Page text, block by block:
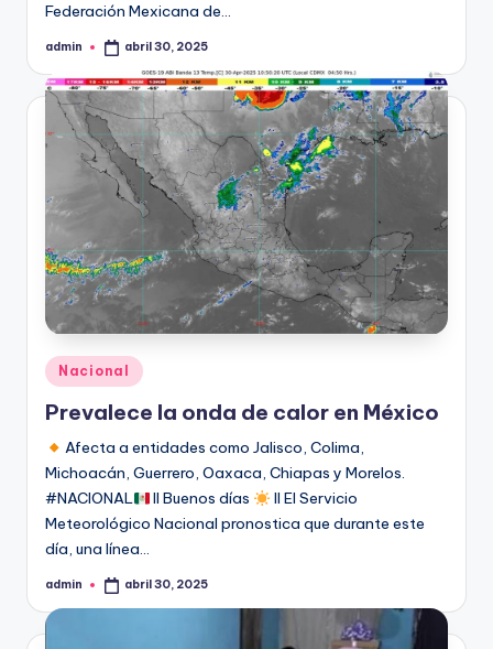
Federación Mexicana de…
Publicado
admin abril 30, 2025
Publicado
en
Nacional
Prevalece la onda de calor en México
Afecta a entidades como Jalisco, Colima,
Michoacán, Guerrero, Oaxaca, Chiapas y Morelos.
#NACIONAL
II Buenos días
ll El Servicio
Meteorológico Nacional pronostica que durante este
día, una línea…
Publicado
admin abril 30, 2025